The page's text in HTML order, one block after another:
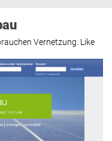
Vernetzung. Like